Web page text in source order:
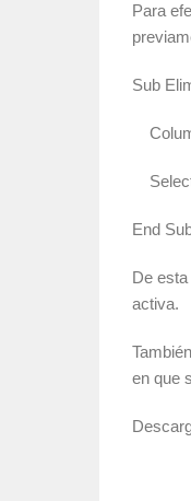
Para
Sub
End
De
activa.
en que